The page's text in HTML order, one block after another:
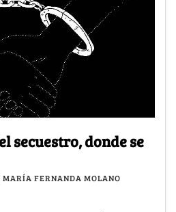
secuestro, donde se
MARÍA FERNANDA MOLANO